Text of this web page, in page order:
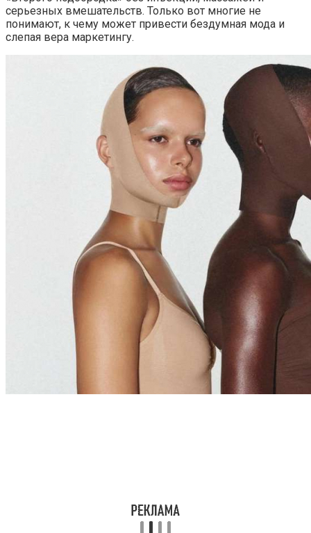
серьезных вмешательств. Только вот многие не
понимают, к чему может привести бездумная мода и
слепая вера маркетингу.